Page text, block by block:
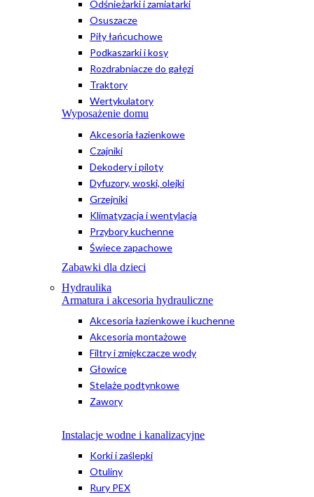
Odśnieżarki i zamiatarki
Osuszacze
Piły łańcuchowe
Podkaszarki i kosy
Rozdrabniacze do gałęzi
Traktory
Wertykulatory
Wyposażenie domu
Akcesoria łazienkowe
Czajniki
Dekodery i piloty
Dyfuzory, woski, olejki
Grzejniki
Klimatyzacja i wentylacja
Przybory kuchenne
Świece zapachowe
Zabawki dla dzieci
Hydraulika
Armatura i akcesoria hydrauliczne
Akcesoria łazienkowe i kuchenne
Akcesoria montażowe
Filtry i zmiękczacze wody
Głowice
Stelaże podtynkowe
Zawory
Instalacje wodne i kanalizacyjne
Korki i zaślepki
Otuliny
Rury PEX